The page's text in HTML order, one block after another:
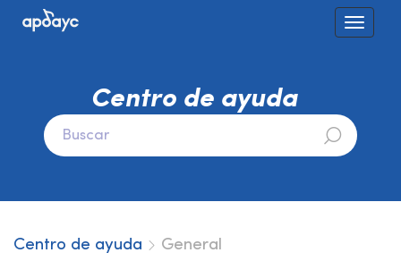
Toggle
Centro de ayuda
Centro de ayuda General